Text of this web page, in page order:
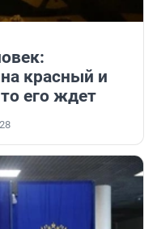
красный и
его ждет
28